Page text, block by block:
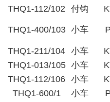
THQ1-112/102
付钩
THQ1-400/103 小车
THQ1-211/104 小车
THQ1-013/105 小车
THQ1-112/106 小车
THQ1-600/1
小车